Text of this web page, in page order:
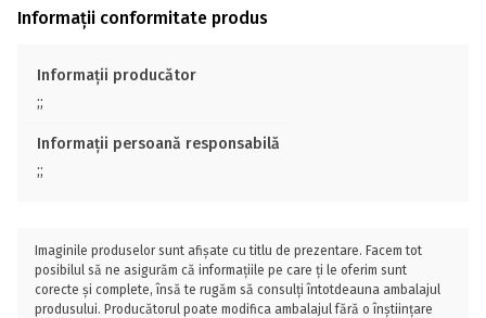
Informații conformitate produs
Informații producător
;;
Informații persoană responsabilă
;;
Imaginile produselor sunt afișate cu titlu de prezentare. Facem tot
posibilul să ne asigurăm că informațiile pe care ți le oferim sunt
corecte și complete, însă te rugăm să consulți întotdeauna ambalajul
produsului. Producătorul poate modifica ambalajul fără o înștiințare